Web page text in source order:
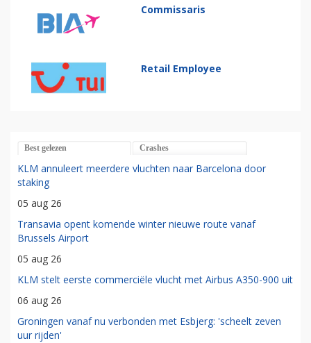
Commissaris
Retail Employee
Best gelezen Crashes
KLM annuleert meerdere vluchten naar Barcelona door
staking
05 aug 26
Transavia opent komende winter nieuwe route vanaf
Brussels Airport
05 aug 26
KLM stelt eerste commerciële vlucht met Airbus A350-900 uit
06 aug 26
Groningen vanaf nu verbonden met Esbjerg: 'scheelt zeven
uur rijden'